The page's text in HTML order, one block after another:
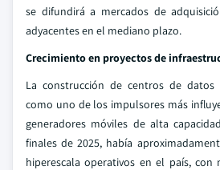
se difundirá a mercados de
adyacentes en el mediano plazo.
Crecimiento en proyectos de
La construcción de centros de datos
como uno de los impulsores más
generadores móviles de alta
finales de 2025, había
hiperescala operativos en el país, con